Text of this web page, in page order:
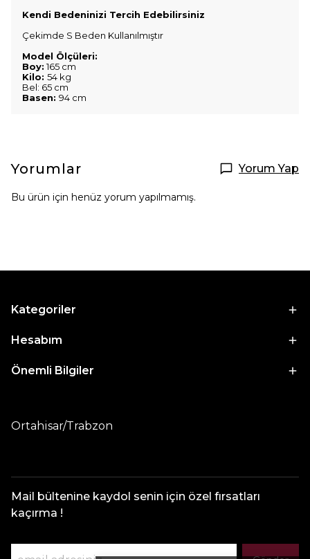
Kendi Bedeninizi Tercih Edebilirsiniz
Çekimde S Beden Kullanılmıştır
Model Ölçüleri:
Boy:165 cm
Kilo: 54 kg
Bel: 65 cm
Basen: 94 cm
Yorumlar Yorum Yap
Bu ürün için henüz yorum yapılmamış.
Kategoriler
Hesabım
Önemli Bilgiler
Ortahisar/Trabzon
Mail bültenine kaydol senin için özel fırsatları
kaçırma !